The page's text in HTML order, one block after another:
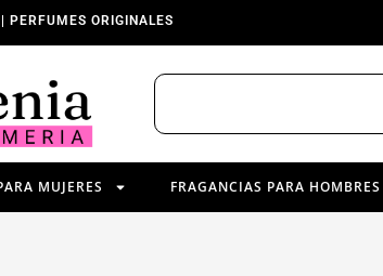
PERFUMES ORIGINALES
MUJERES FRAGANCIAS PARA HOMBRES